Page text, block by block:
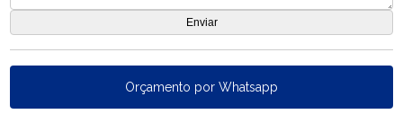
Orçamento por Whatsapp